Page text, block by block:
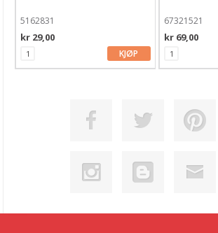
5162831
kr 29,00
KJØP
67321521
kr 69,00